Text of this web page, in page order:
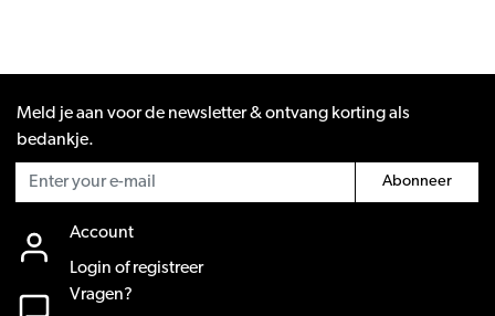
Meld je aan voor de newsletter & ontvang korting als
bedankje.
Abonneer
Account
Login of registreer
Vragen?